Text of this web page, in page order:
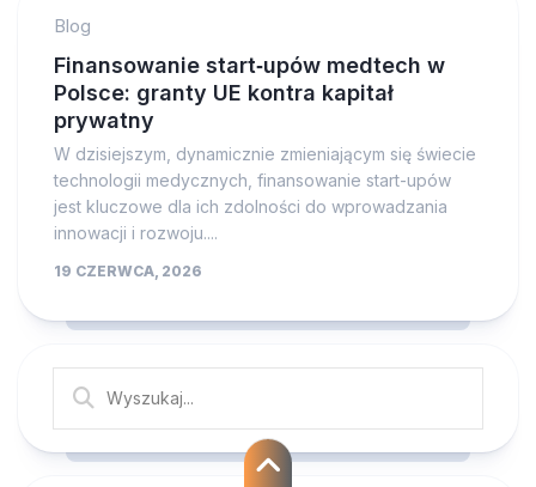
Blog
Finansowanie start‑upów medtech w
Polsce: granty UE kontra kapitał
prywatny
W dzisiejszym, dynamicznie zmieniającym się świecie
technologii medycznych, finansowanie start-upów
jest kluczowe dla ich zdolności do wprowadzania
innowacji i rozwoju....
19 CZERWCA, 2026